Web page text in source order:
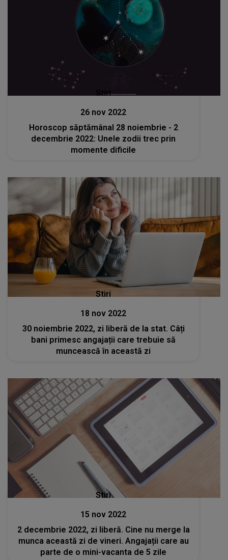
Stiri
26 nov 2022
Horoscop săptămânal 28 noiembrie - 2
decembrie 2022: Unele zodii trec prin
momente dificile
Stiri
18 nov 2022
30 noiembrie 2022, zi liberă de la stat. Câți
bani primesc angajații care trebuie să
muncească în această zi
Stiri
15 nov 2022
2 decembrie 2022, zi liberă. Cine nu merge la
munca această zi de vineri. Angajații care au
parte de o mini-vacanta de 5 zile